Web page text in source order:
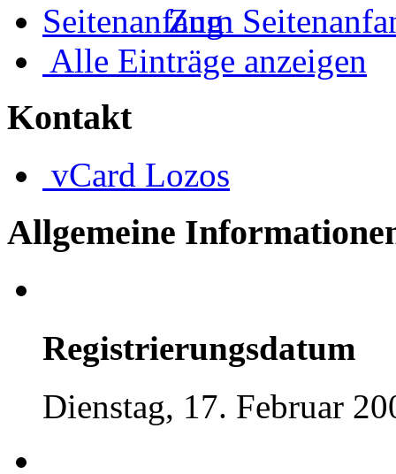
Zum
Alle Einträge anzeigen
Kontakt
vCard Lozos
Allgemeine
Registrierungsdatum
Dienstag, 17. Februar